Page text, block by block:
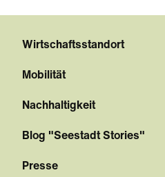
Wirtschaftsstandort
Mobilität
Nachhaltigkeit
Blog "Seestadt Stories"
Presse